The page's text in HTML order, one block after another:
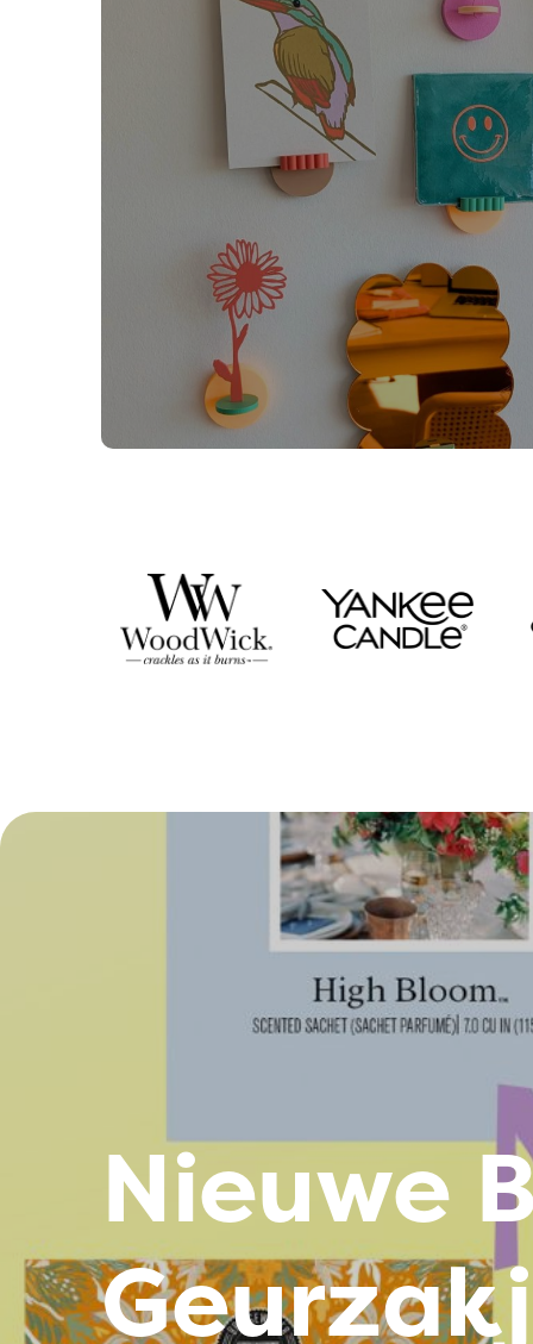
Nieuwe